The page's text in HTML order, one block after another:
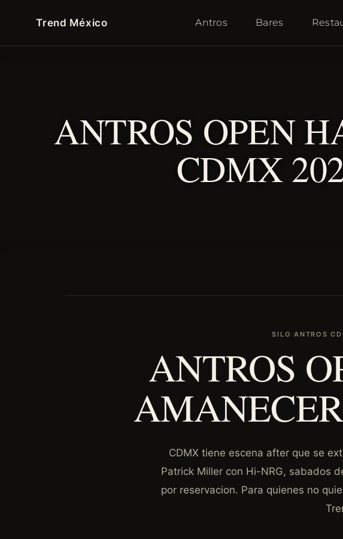
Trend México Antros Bares
ANTROS OPEN
CDMX
SILO ANTROS
ANTROS
CDMX tiene escena after que se
Patrick Miller con Hi-NRG, sabados
por reservacion. Para quienes no